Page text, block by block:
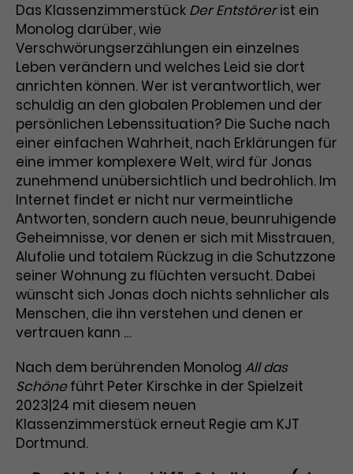
Zweck
Das ist ein von Google Analytics
gesetztes Cookie. Bestimmte
Daten werden nur maximal einmal
pro Minute an Google Analytics
gesendet. Solange es gesetzt ist,
werden bestimmte
Datenübertragungen
unterbunden.
Zweck
Nutzerinteraktionen mit
Werbeanzeigen zu messen und
Remarketing-Funktionen
bereitzustellen.
Name IDE
Anbieter Google / DoubleClick
Laufzeit 1 Jahr
Zweck
Dieses Cookie dient der Anzeige
personalisierter Werbung und
misst die Wirksamkeit von
Werbekampagnen über
verschiedene Websites hinweg.
Das Klassenzimmerstück Der Entstörerist ein
Monolog darüber, wie
Verschwörungserzählungen ein einzelnes
Leben verändern und welches Leid sie dort
anrichten können. Wer ist verantwortlich, wer
schuldig an den globalen Problemen und der
persönlichen Lebenssituation? Die Suche nach
einer einfachen Wahrheit, nach Erklärungen für
eine immer komplexere Welt, wird für Jonas
zunehmend unübersichtlich und bedrohlich. Im
Internet findet er nicht nur vermeintliche
Antworten, sondern auch neue, beunruhigende
Geheimnisse, vor denen er sich mit Misstrauen,
Alufolie und totalem Rückzug in die Schutzzone
seiner Wohnung zu flüchten versucht. Dabei
wünscht sich Jonas doch nichts sehnlicher als
Menschen, die ihn verstehen und denen er
vertrauen kann …
Nach dem berührenden Monolog All das
Schöneführt Peter Kirschke in der Spielzeit
2023|24 mit diesem neuen
Klassenzimmerstück erneut Regie am KJT
Dortmund.